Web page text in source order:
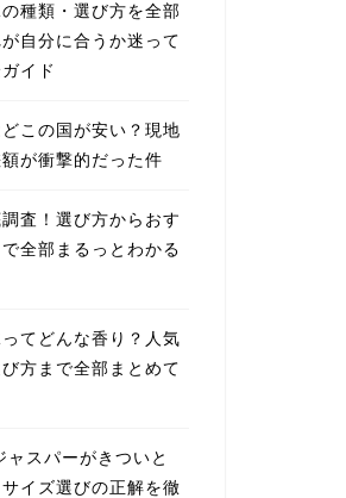
種類・選び方を全部
自分に合うか迷って
イド
この国が安い？現地
が衝撃的だった件
査！選び方からおす
全部まるっとわかる
てどんな香り？人気
方まで全部まとめて
ャスパーがきついと
イズ選びの正解を徹